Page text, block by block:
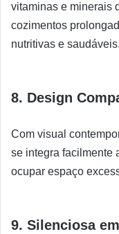
vitaminas e minerais
cozimentos
nutritivas e saudáveis.
8. Design
Com visual
se integra facilmente
ocupar espaço
9. Silenciosa